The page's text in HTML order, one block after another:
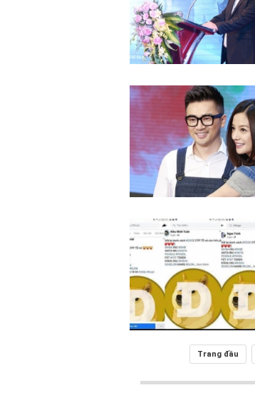
Trang đầu